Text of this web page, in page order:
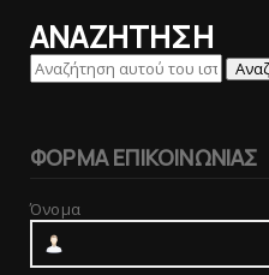
ΑΝΑΖΗΤΗΣΗ
ΦΟΡΜΑ ΕΠΙΚΟΙΝΩΝΙΑΣ
Όνομα